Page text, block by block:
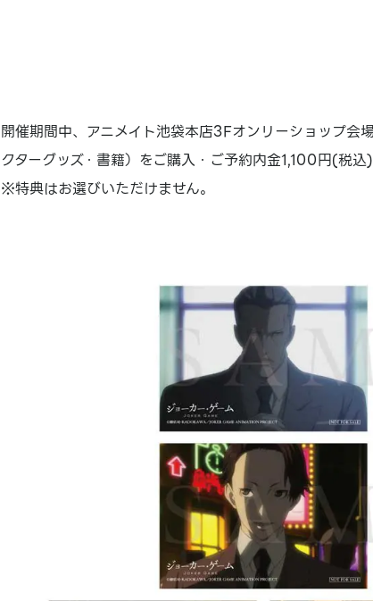
開催期間中、アニメイト池袋本店3Fオンリーショップ会
クターグッズ・書籍）をご購入・ご予約内金1,100円(税込
※特典はお選びいただけません。